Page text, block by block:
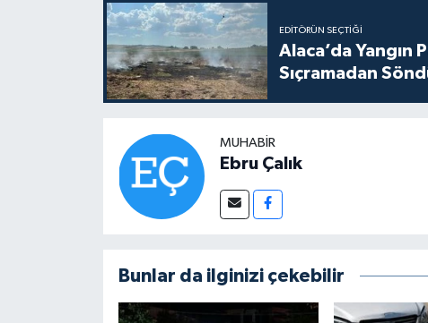
EDITÖRÜN SEÇTIĞI
Alaca’da Yangın
Sıçramadan
MUHABIR
Ebru Çalık
Bunlar da ilginizi çekebilir